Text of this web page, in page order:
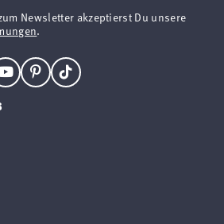
Newsletter akzeptierst Du unsere
.